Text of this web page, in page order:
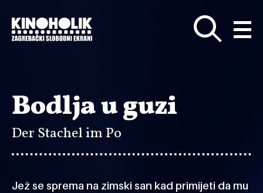
glavni
sadržaj
Bodlja u guzi
Der Stachel im Po
Jež se sprema na zimski san kad primijeti da mu